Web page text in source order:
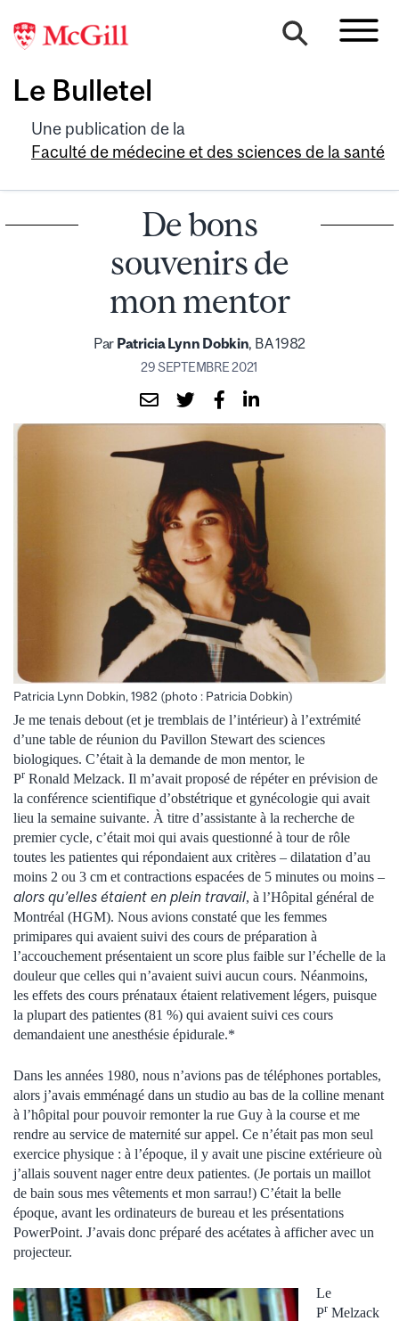
Le Bulletel
Une publication de la
Faculté de médecine et des sciences de la santé
De bons
souvenirs de
mon mentor
Par Patricia Lynn Dobkin , BA 1982
29 SEPTEMBRE 2021
Patricia Lynn Dobkin, 1982 (photo : Patricia Dobkin)
Je me tenais debout (et je tremblais de l’intérieur) à l’extrémité
d’une table de réunion du Pavillon Stewart des sciences
biologiques. C’était à la demande de mon mentor, le
Pr Ronald Melzack. Il m’avait proposé de répéter en prévision de
la conférence scientifique d’obstétrique et gynécologie qui avait
lieu la semaine suivante. À titre d’assistante à la recherche de
premier cycle, c’était moi qui avais questionné à tour de rôle
toutes les patientes qui répondaient aux critères – dilatation d’au
moins 2 ou 3 cm et contractions espacées de 5 minutes ou moins –
alors qu’elles étaient en plein travail, à l’Hôpital général de
Montréal (HGM). Nous avions constaté que les femmes
primipares qui avaient suivi des cours de préparation à
l’accouchement présentaient un score plus faible sur l’échelle de la
douleur que celles qui n’avaient suivi aucun cours. Néanmoins,
les effets des cours prénataux étaient relativement légers, puisque
la plupart des patientes (81 %) qui avaient suivi ces cours
demandaient une anesthésie épidurale.*
Dans les années 1980, nous n’avions pas de téléphones portables,
alors j’avais emménagé dans un studio au bas de la colline menant
à l’hôpital pour pouvoir remonter la rue Guy à la course et me
rendre au service de maternité sur appel. Ce n’était pas mon seul
exercice physique : à l’époque, il y avait une piscine extérieure où
j’allais souvent nager entre deux patientes. (Je portais un maillot
de bain sous mes vêtements et mon sarrau!) C’était la belle
époque, avant les ordinateurs de bureau et les présentations
PowerPoint. J’avais donc préparé des acétates à afficher avec un
projecteur.
Le
Pr Melzack